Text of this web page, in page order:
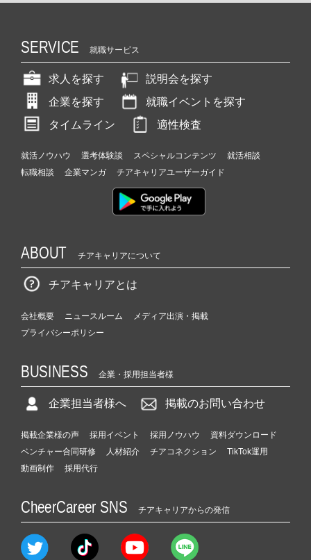
SERVICE 就職サービス
求人を探す
説明会を探す
企業を探す
就職イベントを探す
タイムライン
適性検査
就活ノウハウ 選考体験談 スペシャルコンテンツ
就活相談
転職相談
企業マンガ チアキャリアユーザーガイド
ABOUT チアキャリアについて
チアキャリアとは
会社概要 ニュースルーム
メディア出演・掲載
プライバシーポリシー
BUSINESS 企業・採用担当者様
企業担当者様へ 掲載のお問い合わせ
掲載企業様の声 採用イベント 採用ノウハウ
資料ダウンロード
ベンチャー合同研修
人材紹介 チアコネクション
TikTok運用
動画制作
採用代行
CheerCareer SNS チアキャリアからの発信